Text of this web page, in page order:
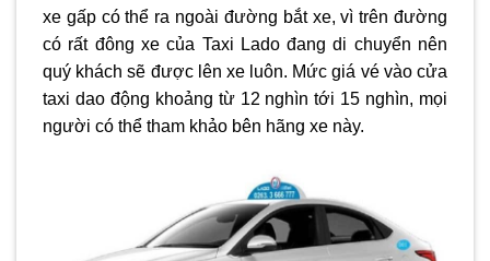
xe gấp có thể ra ngoài đường bắt xe, vì trên đường
có rất đông xe của Taxi Lado đang di chuyển nên
quý khách sẽ được lên xe luôn. Mức giá vé vào cửa
taxi dao động khoảng từ 12 nghìn tới 15 nghìn, mọi
người có thể tham khảo bên hãng xe này.